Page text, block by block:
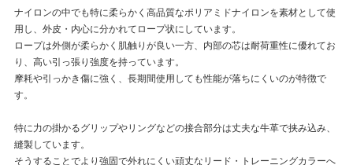
ナイロンの中でも特に柔らかく高品質なポリアミドナイロンを素材として使
用し、外皮・内心に分かれてロープ状にしています。
ロープは外側が柔らかく肌触りが良い一方、内部の芯は耐荷重性に優れてお
り、高い引っ張り強度を持っています。
摩耗や引っかき傷に強く、長期間使用しても性能が落ちにくいのが特徴で
す。
特に力の掛かるグリップやリングなどの接合部分は丈夫な牛革で挟み込み、
縫製しています。
そうすることでより強固で外れにくい頑丈なリード・トレーニングカラーへ